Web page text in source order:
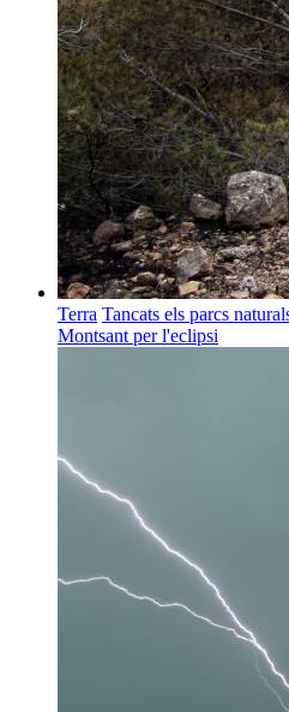
Terra Tancats els parcs
Montsant per l'eclipsi